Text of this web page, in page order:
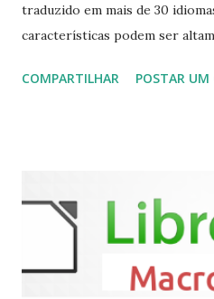
traduzido em mais de 30
características podem ser
(personal video recorder). A
sudo apt-get install kodi Use
instalar codecs de áudio e
executando: $ sudo apt-get
kodi Para remover,
COMPARTILHAR POSTAR